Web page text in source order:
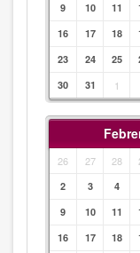
9
10 11
16
17 18
23
24 25
30
31 1
26 27 28
2
3 4
9
10 11
16
17 18